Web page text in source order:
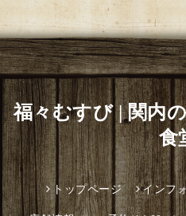
福々むすび | 関内
食
トップページ インフ